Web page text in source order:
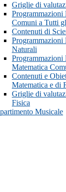
Griglie di
Programmazioni
Comuni a Tutti
Contenuti di
Programmazioni
Naturali
Matematica
Contenuti e
Matematica e di
Griglie di
Fisica
Musicale